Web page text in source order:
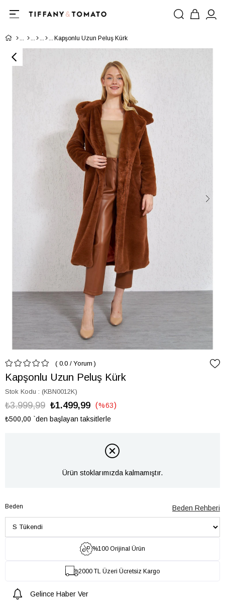
Kapşonlu Uzun Peluş Kürk
0.0 / Yorum
Kapşonlu Uzun Peluş Kürk
Stok Kodu (KBN0012K)
₺3.999,99 ₺1.499,99 %63
İndirim
₺500,00 `den başlayan taksitlerle
Ürün stoklarımızda kalmamıştır.
Beden Beden Rehberi
%100 Orijinal Ürün
2000 TL Üzeri Ücretsiz Kargo
Gelince Haber Ver